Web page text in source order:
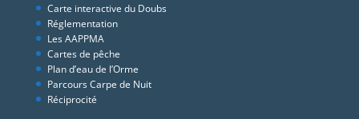
Carte interactive du Doubs
Réglementation
Les AAPPMA
Cartes de pêche
Plan d’eau de l’Orme
Parcours Carpe de Nuit
Réciprocité